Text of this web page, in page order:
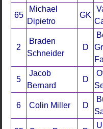
65
Michael
Dipietro
GK
2
Braden
Schneider
D
5
Jacob
Bernard
D
6 Colin Miller D